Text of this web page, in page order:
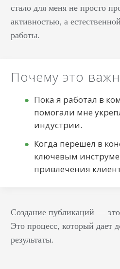
стало для меня не просто
активностью, а
работы.
Почему это
Пока я работал в
помогали мне
индустрии.
Когда перешел в
ключевым
привлечения
Создание публикаций —
Это процесс, который дает
результаты.